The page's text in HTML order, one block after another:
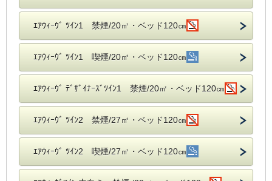
ｴｱｳｨｰｳﾞ ﾂｲﾝ1 禁煙/20㎡・ベッド120㎝
ｴｱｳｨｰｳﾞ ﾂｲﾝ1 喫煙/20㎡・ベッド120㎝
ｴｱｳｨｰｳﾞ ﾃﾞｻﾞｲﾅｰｽﾞﾂｲﾝ1 禁煙/20㎡・ベッド120㎝
ｴｱｳｨｰｳﾞ ﾂｲﾝ2 禁煙/27㎡・ベッド120㎝
ｴｱｳｨｰｳﾞ ﾂｲﾝ2 喫煙/27㎡・ベッド120㎝